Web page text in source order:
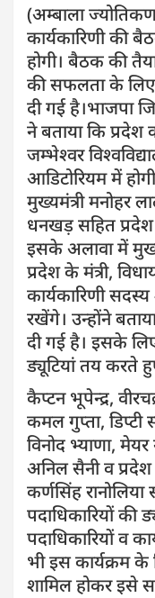
(अम्बाला ज्योतिकण
कार्यकारिणी की
होगी। बैठक की
की सफलता के लिए
दी गई है।भाजपा
ने बताया कि
जम्भेश्वर
आडिटोरियम में
मुख्यमंत्री मनोहर
धनखड़ सहित प्रदेश
इसके अलावा में
प्रदेश के मंत्री,
कार्यकारिणी
रखेंगे। उन्होंने
दी गई है। इसके
ड्यूटियां तय करते
कैप्टन भूपेन्द्र,
कमल गुप्ता, डिप्टी
विनोद भ्याणा, मेयर
अनिल सैनी व प्रदेश
कर्णसिंह
पदाधिकारियों की
पदाधिकारियों व
भी इस कार्यक्रम
शामिल होकर इसे